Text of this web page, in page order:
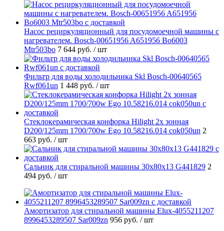
Насос рециркуляционный для посудомоечной машины с
нагревателем. Bosch-00651956 A651956 Bo6003
Mtr503bo 7 644 руб. / шт
Фильтр для воды холодильника Skl Bosch-00640565
Rwf061un 1 448 руб. / шт
Стеклокерамическая конфорка Hilight 2х зонная
D200/125mm 1700/700w Ego 10.58216.014 cok050un 2
663 руб. / шт
Cальник для стиральной машины 30x80x13 G441829 2
494 руб. / шт
Амортизатор для стиральной машины Elux-4055211207
8996453289507 Sar009zn 956 руб. / шт